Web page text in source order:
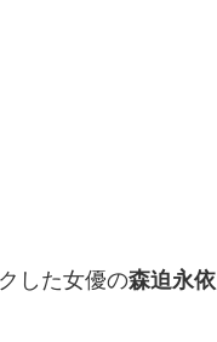
した女優の森迫永依